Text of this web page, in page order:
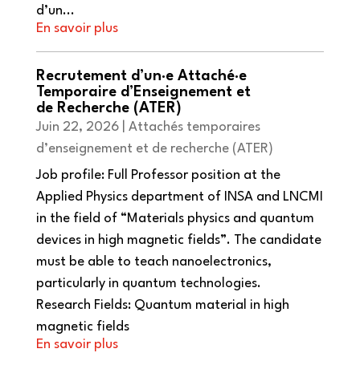
d’un...
Recrutement d’un·e Attaché·e
Temporaire d’Enseignement et
de Recherche (ATER)
Juin 22, 2026| Attachés temporaires
d’enseignement et de recherche (ATER)
Job profile: Full Professor position at the
Applied Physics department of INSA and LNCMI
in the field of “Materials physics and quantum
devices in high magnetic fields”. The candidate
must be able to teach nanoelectronics,
particularly in quantum technologies.
Research Fields: Quantum material in high
magnetic fields